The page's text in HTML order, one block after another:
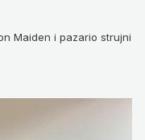
Maiden i pazario strujni